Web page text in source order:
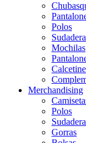
Polos
Mochilas
Merchandising
Polos
Gorras